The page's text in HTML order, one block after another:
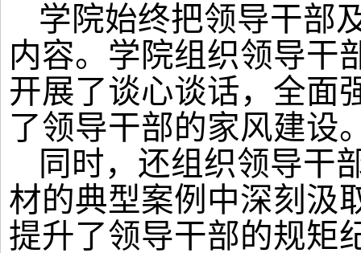
学院始终把领导干部
内容。 学院组织领导干
开展了谈心谈话 ， 全面
了领导干部的家风建设
同时，还组织领导干
材的典型案例中深刻 汲
提升了领导干部的规矩